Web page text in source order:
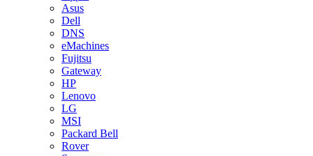
Asus
Dell
DNS
eMachines
Fujitsu
Gateway
HP
Lenovo
LG
MSI
Packard Bell
Rover